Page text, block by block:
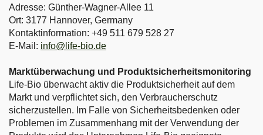
Adresse: Günther-Wagner-Allee 11
Ort: 3177 Hannover, Germany
Kontaktinformation: +49 511 679 528 27
E-Mail: info@life-bio.de
Marktüberwachung und Produktsicherheitsmonitoring
Life-Bio überwacht aktiv die Produktsicherheit auf dem
Markt und verpflichtet sich, den Verbraucherschutz
sicherzustellen. Im Falle von Sicherheitsbedenken oder
Problemen im Zusammenhang mit der Verwendung der